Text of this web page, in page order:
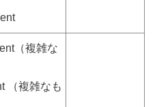
（複雑な
（複雑なも